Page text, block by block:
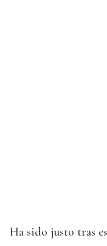
Ha sido justo tras